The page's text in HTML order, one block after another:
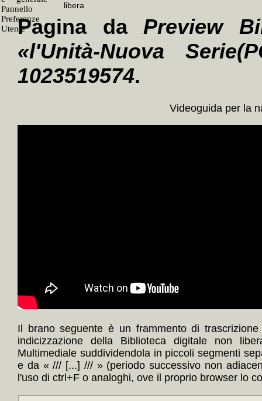
Pagina da Preview
«l'Unità-Nuova
1023519574.
Videoguida per la
Il brano seguente è un frammento di
indicizzazione della Biblioteca digitale non
Multimediale suddividendola in piccoli segmenti
e da « /// [...] /// » (periodo successivo non
l'uso di ctrl+F o analoghi, ove il proprio browser lo